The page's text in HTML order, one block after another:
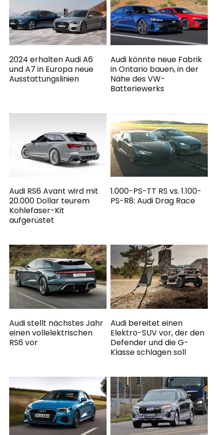
2024 erhalten Audi A6
und A7 in Europa neue
Ausstattungslinien
Audi könnte neue Fabrik
in Ontario bauen, in der
Nähe des VW-
Batteriewerks
Audi RS6 Avant wird mit
20.000 Dollar teurem
Kohlefaser-Kit
aufgerüstet
1.000-PS-TT RS vs. 1.100-
PS-R8: Audi Drag Race
Audi stellt nächstes Jahr
einen vollelektrischen
RS6 vor
Audi bereitet einen
Elektro-SUV vor, der den
Defender und die G-
Klasse schlagen soll